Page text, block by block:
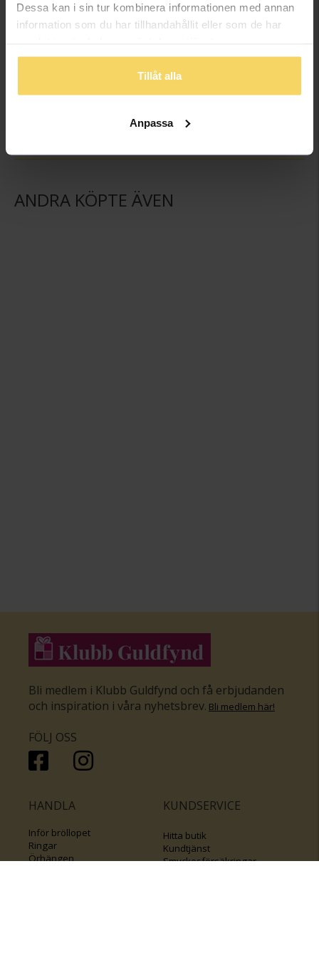
Dessa kan i sin tur kombinera informationen med annan
information som du har tillhandahållit eller som de har
Tillåt alla
Anpassa
Juldekoration flicka med fiol
ANDRA KÖPTE ÄVEN
Bli medlem i Klubb Guldfynd och få erbjudanden
och inspiration i våra nyhetsbrev. Bli medlem här!
FÖLJ OSS
HANDLA
Inför bröllopet
Ringar
Örhängen
KUNDSERVICE
Hitta butik
Kundtjänst
Smyckesförsäkringar